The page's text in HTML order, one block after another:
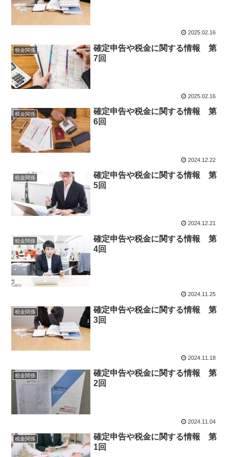
2025.02.16
税金関係
確定申告や税金に関する情報 第
7回
2025.02.16
税金関係
確定申告や税金に関する情報 第
6回
2024.12.22
税金関係
確定申告や税金に関する情報 第
5回
2024.12.21
税金関係
確定申告や税金に関する情報 第
4回
2024.11.25
税金関係
確定申告や税金に関する情報 第
3回
2024.11.18
税金関係
確定申告や税金に関する情報 第
2回
2024.11.04
税金関係
確定申告や税金に関する情報 第
1回